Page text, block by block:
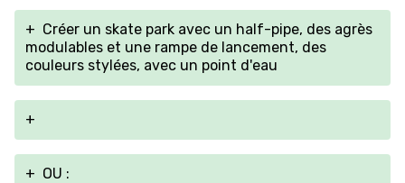
+ Créer un skate park avec un half-pipe, des agrès
modulables et une rampe de lancement, des
couleurs stylées, avec un point d'eau
+
+ OU :